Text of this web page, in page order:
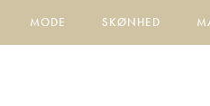
MODE SKØNHED